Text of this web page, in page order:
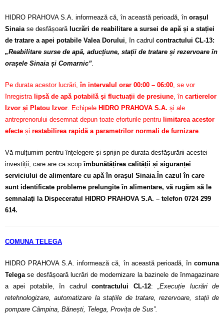
HIDRO PRAHOVA S.A. informează că, în această perioadă, în orașul
Sinaia se desfășoară lucrări de reabilitare a sursei de apă și a stației
de tratare a apei potabile Valea Dorului , în cadrul contractului CL-13:
„Reabilitare surse de apă, aducțiune, stații de tratare și rezervoare în
orașele Sinaia și Comarnic”
Pe durata acestor lucrări,în intervalul orar 00:00 – 06:00 , se vor
înregistra lipsă de apă potabilă și fluctuații de presiune , în cartierelor
Izvor și Platou Izvor . Echipele HIDRO PRAHOVA S.A. și ale
antreprenorului desemnat depun toate eforturile pentru limitarea acestor
efecte și restabilirea rapidă a parametrilor normali de furnizare
Vă mulțumim pentru înțelegere și sprijin pe durata desfășurării acestei
investiții, care are ca scopîmbunătățirea calității și siguranței
serviciului de alimentare cu apă în orașul Sinaia În cazul în care
sunt identificate probleme prelungite în alimentare, vă rugăm să le
semnalați la Dispeceratul HIDRO PRAHOVA S.A. – telefon 0724 299
614.
COMUNA TELEGA
HIDRO PRAHOVA S.A. informează că, în această perioadă, încomuna
Telegase desfășoară lucrări de modernizare la bazinele de înmagazinare
a apei potabile, în cadrulcontractului CL-12: „Execuție lucrări de
retehnologizare, automatizare la stațiile de tratare, rezervoare, stații de
pompare Câmpina, Bănești, Telega, Provița de Sus”.